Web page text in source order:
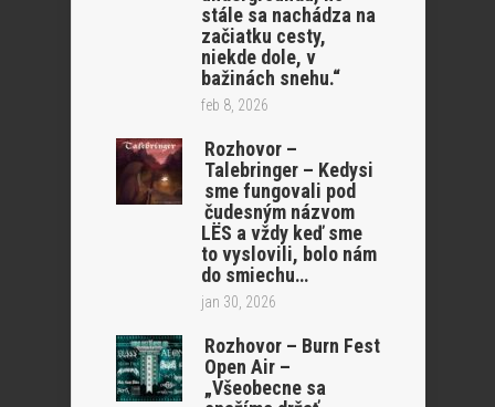
stále sa nachádza na
začiatku cesty,
niekde dole, v
bažinách snehu.“
feb 8, 2026
Rozhovor –
Talebringer – Kedysi
sme fungovali pod
čudesným názvom
LËS a vždy keď sme
to vyslovili, bolo nám
do smiechu…
jan 30, 2026
Rozhovor – Burn Fest
Open Air –
„Všeobecne sa